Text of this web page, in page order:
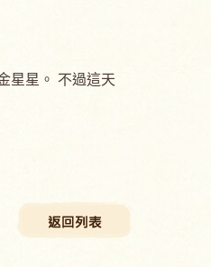
星星。 不過這天